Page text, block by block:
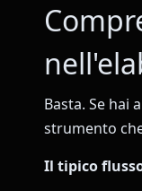
Basta. Se hai
strumento
Il tipico